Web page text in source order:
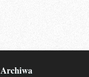
Archiwa